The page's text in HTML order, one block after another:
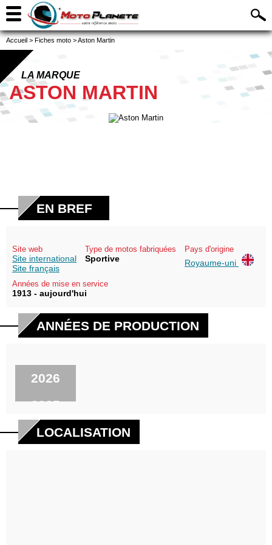
Accueil > Fiches moto >Aston Martin
LA MARQUE
ASTON MARTIN
EN BREF
Site web
Site international
Site français
Type de motos fabriquées
Sportive
Pays d'origine
Royaume-uni
Années de mise en service
1913 - aujourd'hui
ANNÉES DE PRODUCTION
2026
2025
2024
LOCALISATION